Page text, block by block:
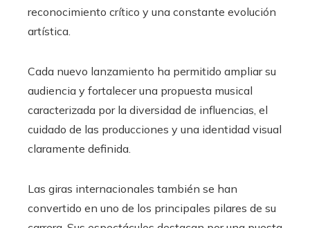
reconocimiento crítico y una constante evolución
artística.
Cada nuevo lanzamiento ha permitido ampliar su
audiencia y fortalecer una propuesta musical
caracterizada por la diversidad de influencias, el
cuidado de las producciones y una identidad visual
claramente definida.
Las giras internacionales también se han
convertido en uno de los principales pilares de su